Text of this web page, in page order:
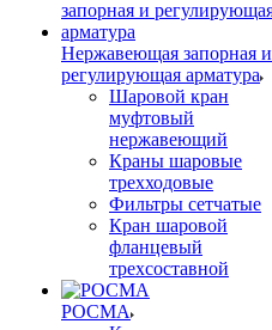
Нержавеющая запорная и
регулирующая арматура
Шаровой кран
муфтовый
нержавеющий
Краны шаровые
трехходовые
Фильтры сетчатые
Кран шаровой
фланцевый
трехсоставной
РОСМА